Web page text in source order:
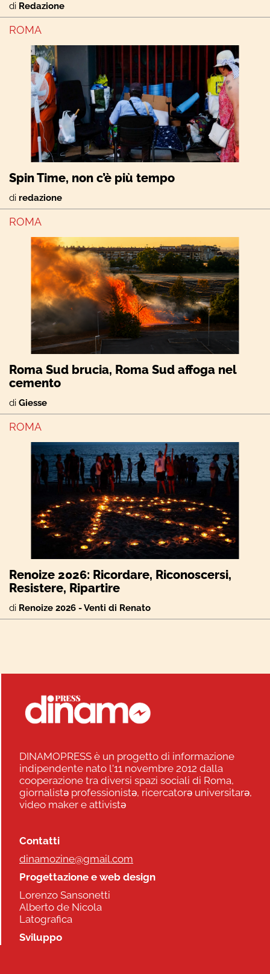
di Redazione
ROMA
Spin Time, non c’è più tempo
di redazione
ROMA
Roma Sud brucia, Roma Sud affoga nel
cemento
di Giesse
ROMA
Renoize 2026: Ricordare, Riconoscersi,
Resistere, Ripartire
di Renoize 2026 - Venti di Renato
DINAMOPRESS è un progetto di informazione
indipendente nato l'11 novembre 2012 dalla
cooperazione tra diversi spazi sociali di Roma,
giornalistə professionistə, ricercatorə universitarə,
video maker e attivistə
Contatti
dinamozine@gmail.com
Progettazione e web design
Lorenzo Sansonetti
Alberto de Nicola
Latografica
Sviluppo